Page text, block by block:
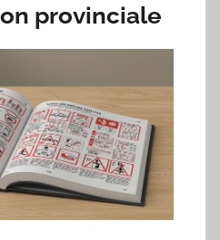
provinciale